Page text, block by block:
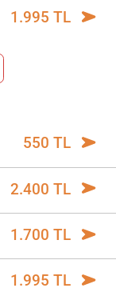
1.995 TL
550 TL
2.400 TL
1.700 TL
1.995 TL